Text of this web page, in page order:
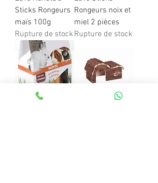
Sticks Rongeurs
maïs 100g
Rupture de stock
Rongeurs noix et
miel 2 pièces
Rupture de stock